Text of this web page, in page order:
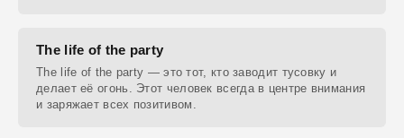
The life of the party
The life of the party — это тот, кто заводит тусовку и
делает её огонь. Этот человек всегда в центре внимания
и заряжает всех позитивом.